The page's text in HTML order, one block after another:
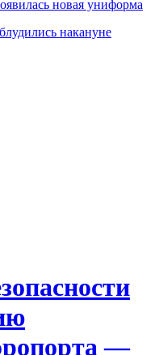
новая униформа
накануне
—